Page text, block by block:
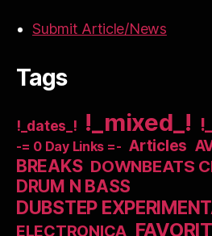
Submit Article/News
Tags
!_dates_! !_mixed_!
-= 0 Day Links =- Articles
BREAKS DOWNBEATS
DRUM N BASS
DUBSTEP
ELECTRONICA